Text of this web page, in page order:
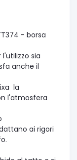
- borsa
sia
anche il
la
l'atmosfera
ai rigori